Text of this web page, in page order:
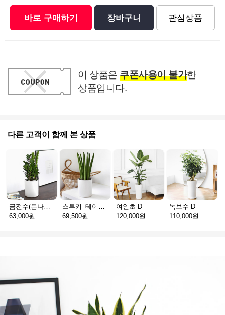
바로 구매하기 장바구니 관심상품
이 상품은 쿠폰사용이 불가한
상품입니다.
다른 고객이 함께 본 상품
금전수(돈나무)_테이블용 F
63,000원
스투키_테이블용 D
69,500원
여인초 D
120,000원
녹보수 D
110,000원